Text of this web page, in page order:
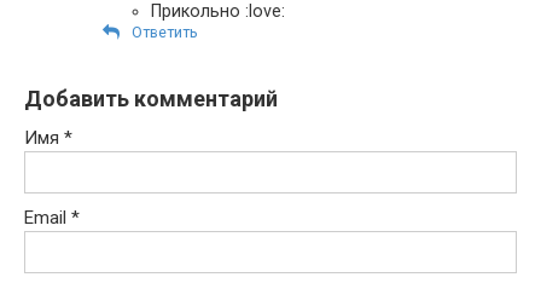
Прикольно :love:
Ответить
Добавить комментарий
Имя *
Email *